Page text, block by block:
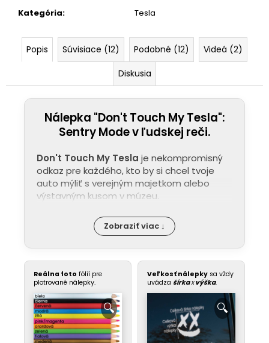
Kategória: Tesla
Popis Súvisiace (12) Podobné (12)
Videá (2)
Diskusia
Nálepka "Don't Touch My Tesla":
Sentry Mode v ľudskej reči.
Don't Touch My Tesla je nekompromisný
odkaz pre každého, kto by si chcel tvoje
auto mýliť s verejným majetkom alebo
výstavným kusom v múzeu.
Zobraziť viac ↓
Reálna foto fólií pre
plotrované nálepky.
Veľkosť nálepky sa vždy
uvádza šírkaxvýška.